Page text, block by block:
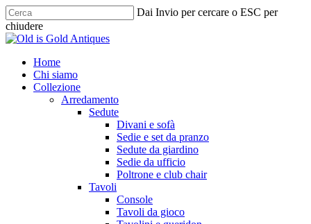
Skip
to
main
Dai Invio per cercare o ESC per
chiudere
Chiudi
cerca
Menu
Home
Chi siamo
Collezione
Arredamento
Sedute
Divani e sofà
Sedie e set da pranzo
Sedute da giardino
Sedie da ufficio
Poltrone e club chair
Tavoli
Console
Tavoli da gioco